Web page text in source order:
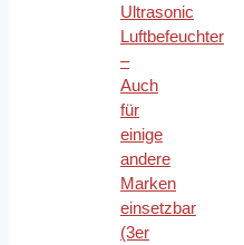
Ultrasonic
Luftbefeuchter
–
Auch
für
einige
andere
Marken
einsetzbar
(3er